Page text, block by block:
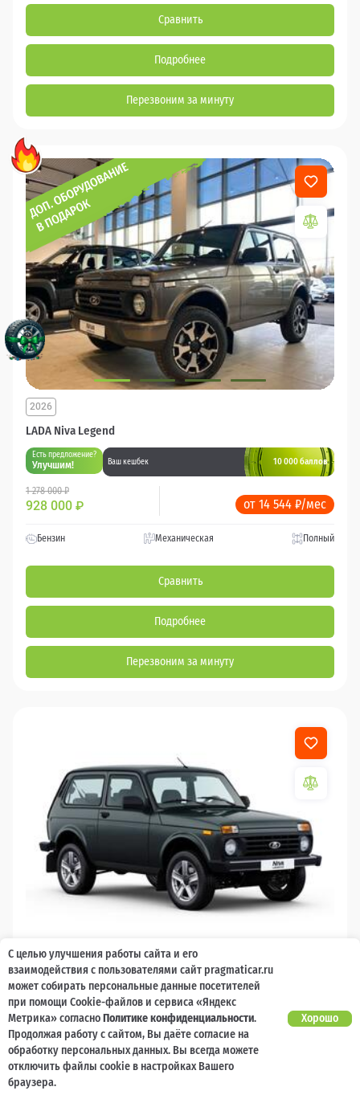
Сравнить
Подробнее
Перезвоним за минуту
LADA Niva Legend
2026
Есть предложение?
Улучшим! Ваш кешбек 10 000 баллов
1 278 000 ₽
928 000 ₽ от 14 544 ₽/мес
Бензин Механическая Полный
Сравнить
Подробнее
Перезвоним за минуту
LADA Niva Legend
2026
Ваш кешбек 10 000 баллов
1 119 000 ₽
799 200₽
С целью улучшения работы сайта и его
взаимодействия с пользователями сайт pragmaticar.ru
может собирать персональные данные посетителей
при помощи Cookie-файлов и сервиса «Яндекс
Метрика» согласноПолитике конфиденциальности.
Продолжая работу с сайтом, Вы даёте согласие на
обработку персональных данных. Вы всегда можете
отключить файлы cookie в настройках Вашего
браузера.
Хорошо